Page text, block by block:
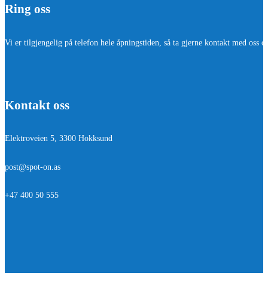
Ring oss
Vi er tilgjengelig på telefon hele åpningstiden, så ta gjerne kontakt med oss
Kontakt oss
Elektroveien 5, 3300 Hokksund
post@spot-on.as
+47 400 50 555